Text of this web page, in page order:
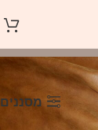
מסננים